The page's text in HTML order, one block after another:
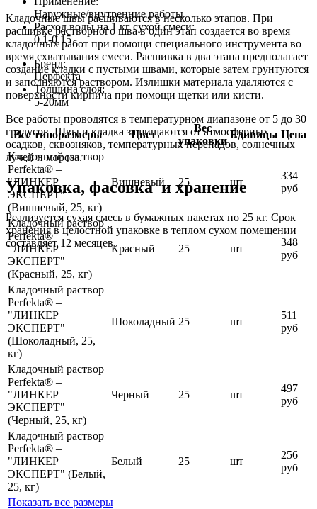
Кладочные швы расшиваются в несколько этапов. При
расшивке растворного шва в один этап создается во время
кладочных работ при помощи специального инструмента во
время схватывания смеси. Расшивка в два этапа предполагает
создание кладки с пустыми швами, которые затем грунтуются
и заполняются раствором. Излишки материала удаляются с
поверхности кирпича при помощи щетки или кисти.
Все работы проводятся в температурном диапазоне от 5 до 30
градусов. Швы и кладка защищаются от атмосферных
осадков, сквозняков, температурных перепадов, солнечных
лучей и мороза.
Упаковка, фасовка и хранение
Реализуется сухая смесь в бумажных пакетах по 25 кг. Срок
хранения в целостной упаковке в теплом сухом помещении
составляет 12 месяцев.
Наружные/внутренние работы
Расход воды на 1 кг сухой смеси:
0,1-0,15
Бренд:
Перфекта
Толщина слоя:
5-20мм
Все типоразмеры Цвет
Вес
упаковки
Единицы Цена
Кладочный раствор
Perfekta® –
"ЛИНКЕР
ЭКСПЕРТ"
(Вишневый, 25, кг)
Вишневый 25 шт
334
руб
Кладочный раствор
Perfekta® –
"ЛИНКЕР
ЭКСПЕРТ"
(Красный, 25, кг)
Красный 25 шт
348
руб
Кладочный раствор
Perfekta® –
"ЛИНКЕР
ЭКСПЕРТ"
(Шоколадный, 25,
кг)
Шоколадный 25 шт
511
руб
Кладочный раствор
Perfekta® –
"ЛИНКЕР
ЭКСПЕРТ"
(Черный, 25, кг)
Черный 25 шт
497
руб
Кладочный раствор
Perfekta® –
"ЛИНКЕР
ЭКСПЕРТ" (Белый,
25, кг)
Белый 25 шт
256
руб
Показать все размеры